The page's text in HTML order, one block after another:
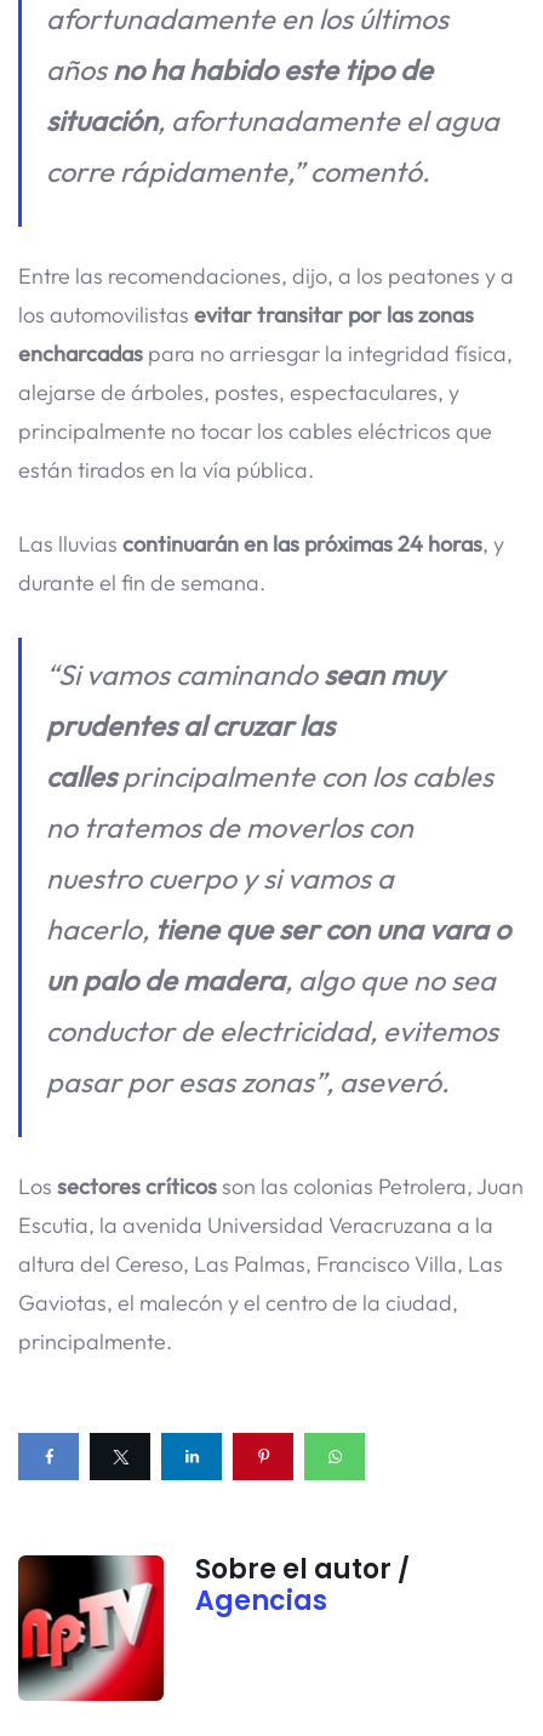
afortunadamente en los últimos
añosno ha habido este tipo de
situación, afortunadamente el agua
corre rápidamente,” comentó.
Entre las recomendaciones, dijo, a los peatones y a
los automovilistas evitar transitar por las zonas
encharcadas para no arriesgar la integridad física,
alejarse de árboles, postes, espectaculares, y
principalmente no tocar los cables eléctricos que
están tirados en la vía pública.
Las lluvias continuarán en las próximas 24 horas, y
durante el fin de semana.
“Si vamos caminandosean muy
prudentes al cruzar las
callesprincipalmente con los cables
no tratemos de moverlos con
nuestro cuerpo y si vamos a
hacerlo, tiene que ser con una vara o
un palo de madera, algo que no sea
conductor de electricidad, evitemos
pasar por esas zonas”, aseveró.
Los sectores críticosson las colonias Petrolera, Juan
Escutia, la avenida Universidad Veracruzana a la
altura del Cereso, Las Palmas, Francisco Villa, Las
Gaviotas, el malecón y el centro de la ciudad,
principalmente.
Sobre el autor /
Agencias